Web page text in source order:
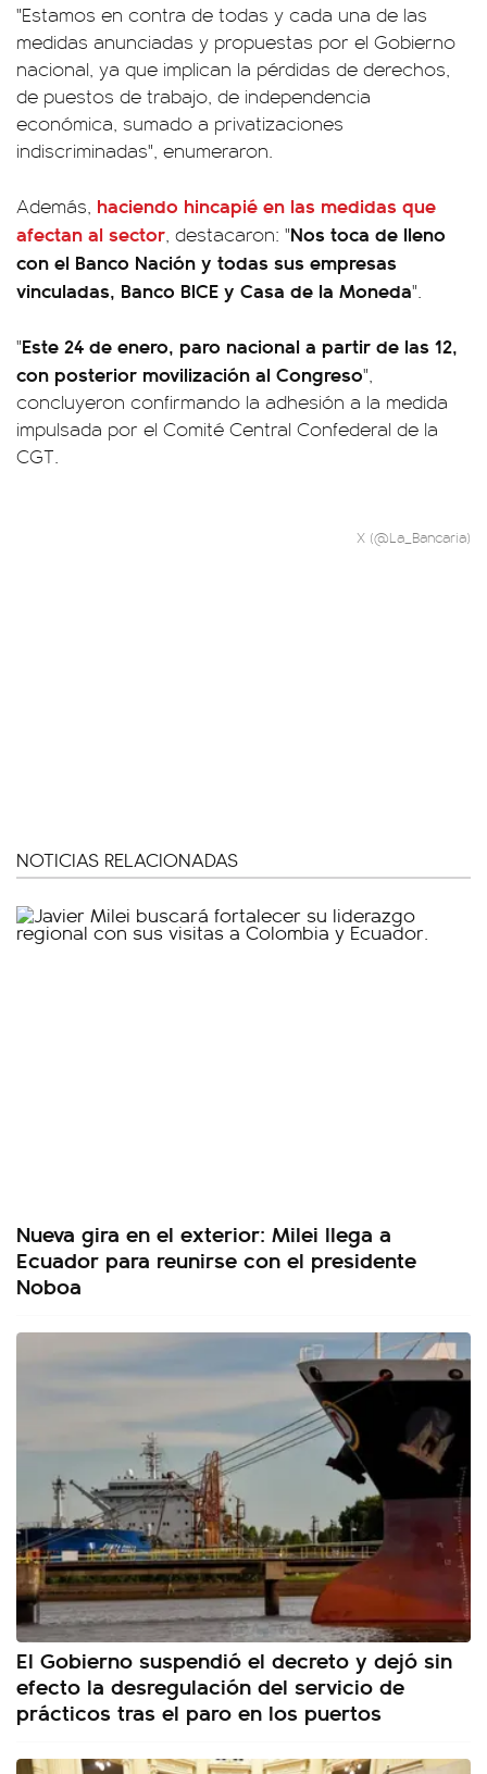
"Estamos en contra de todas y cada una de las
medidas anunciadas y propuestas por el Gobierno
nacional, ya que implican la pérdidas de derechos,
de puestos de trabajo, de independencia
económica, sumado a privatizaciones
indiscriminadas", enumeraron.
Además, haciendo hincapié en las medidas que
afectan al sector, destacaron: "Nos toca de lleno
con el Banco Nación y todas sus empresas
vinculadas, Banco BICE y Casa de la Moneda".
"Este 24 de enero, paro nacional a partir de las 12,
con posterior movilización al Congreso",
concluyeron confirmando la adhesión a la medida
impulsada por el Comité Central Confederal de la
CGT.
X (@La_Bancaria)
NOTICIAS RELACIONADAS
Nueva gira en el exterior: Milei llega a
Ecuador para reunirse con el presidente
Noboa
El Gobierno suspendió el decreto y dejó sin
efecto la desregulación del servicio de
prácticos tras el paro en los puertos